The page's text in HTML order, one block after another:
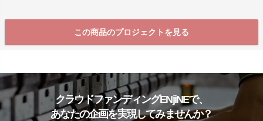
この商品のプロジェクトを見る
クラウドファンディングENjiNEで、
あなたの企画を実現してみませんか？